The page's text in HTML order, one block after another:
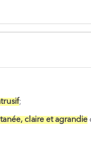
;
claire et agrandie